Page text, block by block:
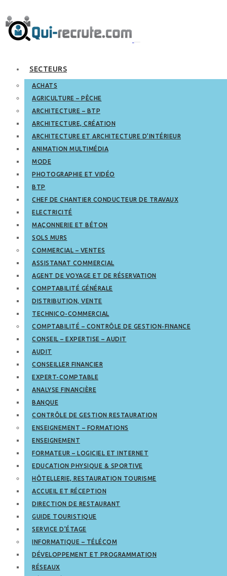
SECTEURS
ACHATS
AGRICULTURE – PÊCHE
ARCHITECTURE – BTP
ARCHITECTURE, CRÉATION
ARCHITECTURE ET ARCHITECTURE D’INTÉRIEUR
ANIMATION MULTIMÉDIA
MODE
PHOTOGRAPHIE ET VIDÉO
BTP
CHEF DE CHANTIER CONDUCTEUR DE TRAVAUX
ELECTRICITÉ
MAÇONNERIE ET BÉTON
SOLS MURS
COMMERCIAL – VENTES
ASSISTANAT COMMERCIAL
AGENT DE VOYAGE ET DE RÉSERVATION
COMPTABILITÉ GÉNÉRALE
DISTRIBUTION, VENTE
TECHNICO-COMMERCIAL
COMPTABILITÉ – CONTRÔLE DE GESTION-FINANCE
CONSEIL – EXPERTISE – AUDIT
AUDIT
CONSEILLER FINANCIER
EXPERT-COMPTABLE
ANALYSE FINANCIÈRE
BANQUE
CONTRÔLE DE GESTION RESTAURATION
ENSEIGNEMENT – FORMATIONS
ENSEIGNEMENT
FORMATEUR – LOGICIEL ET INTERNET
EDUCATION PHYSIQUE & SPORTIVE
HÔTELLERIE, RESTAURATION TOURISME
ACCUEIL ET RÉCEPTION
DIRECTION DE RESTAURANT
GUIDE TOURISTIQUE
SERVICE D’ÉTAGE
INFORMATIQUE – TÉLÉCOM
DÉVELOPPEMENT ET PROGRAMMATION
RÉSEAUX